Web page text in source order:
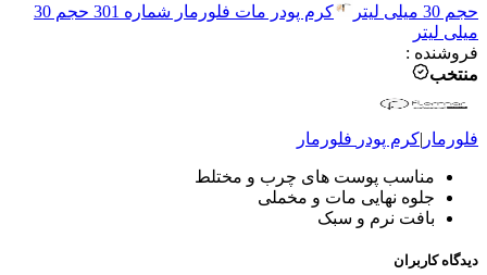
حجم 30 میلی لیتر
کرم پودر مات فلورمار شماره 301 حجم 30
میلی لیتر
فروشنده :
منتخب
فلورمار |کرم پودر فلورمار
مناسب پوست های چرب و مختلط
جلوه نهایی مات و مخملی
بافت نرم و سبک
دیدگاه کاربران